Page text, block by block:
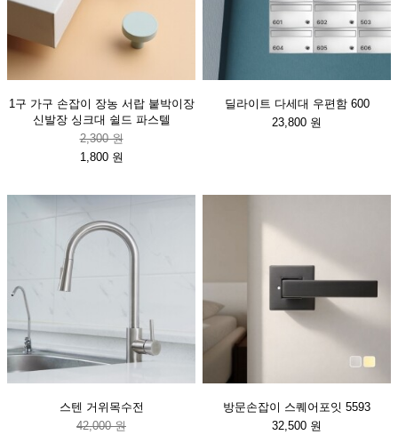
1구 가구 손잡이 장농 서랍 붙박이장
신발장 싱크대 쉴드 파스텔
2,300 원
1,800 원
딜라이트 다세대 우편함 600
23,800 원
스텐 거위목수전
42,000 원
방문손잡이 스퀘어포잇 5593
32,500 원